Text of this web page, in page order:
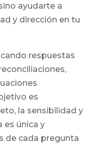
ayudarte a
y dirección en tu
respuestas
es
la sensibilidad y
es única y
de cada pregunta